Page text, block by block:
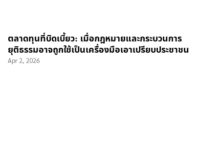
ตลาดทุนที่บิดเบี้ยว: เมื่อกฎหมายและกระบวนการ
ยุติธรรมอาจถูกใช้เป็นเครื่องมือเอาเปรียบประชาชน
Apr 2, 2026